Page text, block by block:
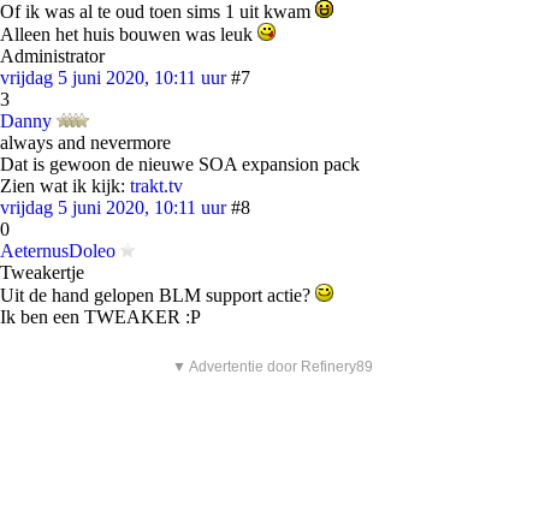
Of ik was al te oud toen sims 1 uit kwam
Alleen het huis bouwen was leuk
Administrator
vrijdag 5 juni 2020, 10:11 uur #7
3
Danny
always and nevermore
Dat is gewoon de nieuwe SOA expansion pack
Zien wat ik kijk: trakt.tv
vrijdag 5 juni 2020, 10:11 uur #8
0
AeternusDoleo
Tweakertje
Uit de hand gelopen BLM support actie?
Ik ben een TWEAKER :P
▼ Advertentie door Refinery89